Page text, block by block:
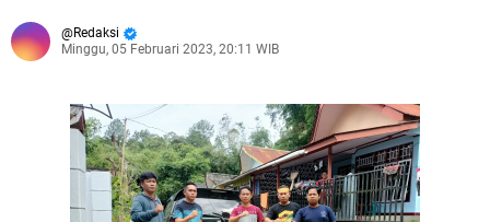
Redaksi
Minggu, 05 Februari 2023, 20:11 WIB